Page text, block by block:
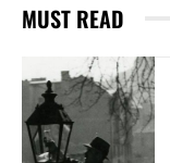
MUST READ